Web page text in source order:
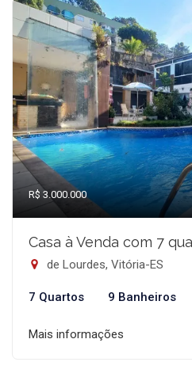
R$ 3.000.000
Casa à Venda com 7
de Lourdes, Vitória-ES
7 Quartos 9 Banheiros
Mais informações